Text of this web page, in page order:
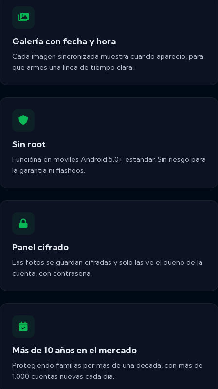
Galería con fecha y hora
Cada imagen sincronizada muestra cuando aparecio, para
que armes una línea de tiempo clara.
Sin root
Funcióna en móviles Android 5.0+ estandar. Sin riesgo para
la garantia ni flasheos.
Panel cifrado
Las fotos se guardan cifradas y solo las ve el dueno de la
cuenta, con contrasena.
Más de 10 años en el mercado
Protegiendo familias por más de una decada, con más de
1.000 cuentas nuevas cada dia.